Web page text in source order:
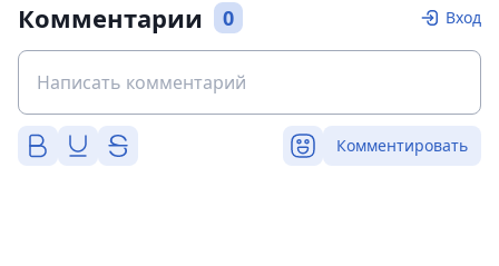
Комментарии 0 Вход
Комментировать